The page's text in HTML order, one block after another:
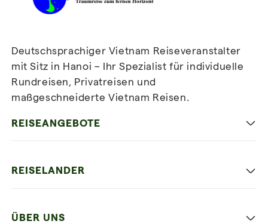
Newsletterabonnieren
Deutschsprachiger Vietnam Reiseveranstalter
mit Sitz in Hanoi – Ihr Spezialist für individuelle
Rundreisen, Privatreisen und
maßgeschneiderte Vietnam Reisen.
REISEANGEBOTE
Die Beste Reise
REISELANDER
ÜBER UNS